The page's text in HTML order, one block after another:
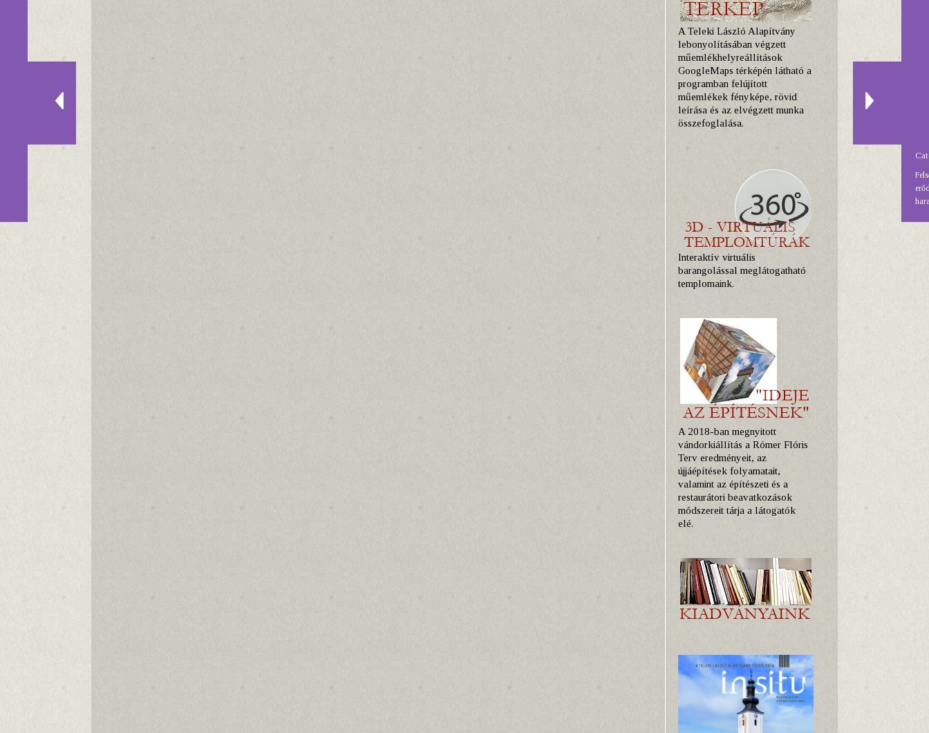
A Teleki László Alapítvány
lebonyolításában végzett
műemlékhelyreállítások
GoogleMaps térképén látható a
programban felújított
műemlékek fényképe, rövid
leírása és az elvégzett munka
összefoglalása.
Interaktív virtuális
barangolással meglátogatható
templomaink.
A 2018-ban megnyitott
vándorkiállítás a Rómer Flóris
Terv eredményeit, az
újjáépítések folyamatait,
valamint az építészeti és a
restaurátori beavatkozások
módszereit tárja a látogatók
elé.